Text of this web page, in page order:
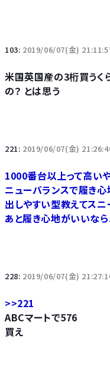
103: 2019/06/07(金)
米国英国産の3桁買うく
の？ とは思う
221: 2019/06/07(金)
1000番台以上って高い
ニューバランスで履き
出しやすい型教えてス
あと履き心地がいいな
228: 2019/06/07(金)
>>221
ABCマートで576
買え